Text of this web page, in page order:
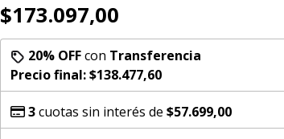
$173.097,00
20% OFFcon Transferencia
Precio final:$138.477,60
3cuotas sin interés de $57.699,00